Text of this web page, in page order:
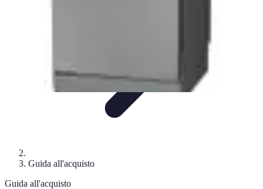
Guida all'acquisto
Guida all'acquisto